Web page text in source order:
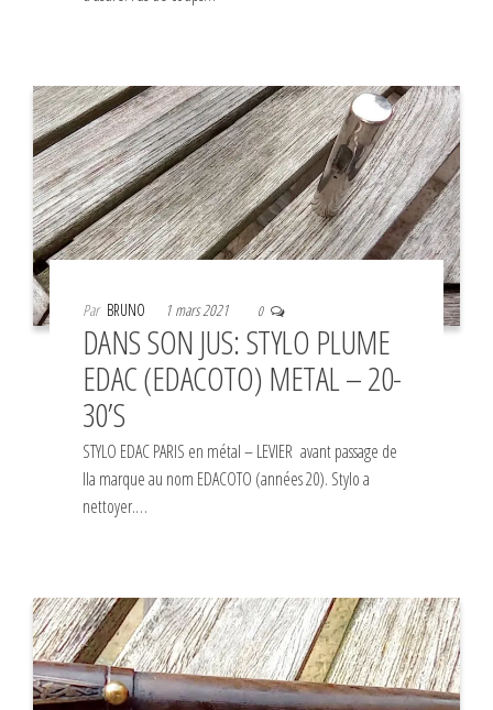
Par BRUNO 1 mars 2021 0
DANS SON JUS: STYLO PLUME
EDAC (EDACOTO) METAL – 20-
30’S
STYLO EDAC PARIS en métal – LEVIER avant passage de
lla marque au nom EDACOTO (années 20). Stylo a
nettoyer.…